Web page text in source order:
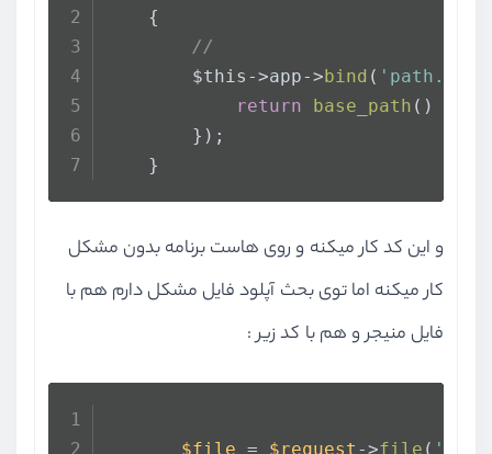
    {
//
        $this->app->
bind (
return
base_path () .
        });
    }
و این کد کار میکنه و روی هاست برنامه بدون مشکل
کار میکنه اما توی بحث آپلود فایل مشکل دارم هم با
فایل منیجر و هم با کد زیر :
$file = $request ->file ( 'img'